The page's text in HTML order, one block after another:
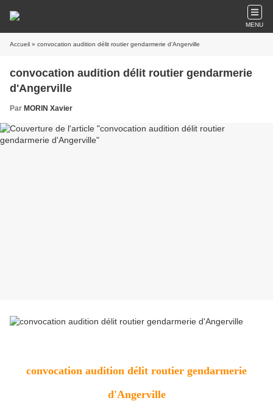
MENU
Accueil » convocation audition délit routier gendarmerie d'Angerville
convocation audition délit routier gendarmerie
d'Angerville
Par MORIN Xavier
convocation audition délit routier gendarmerie
d'Angerville